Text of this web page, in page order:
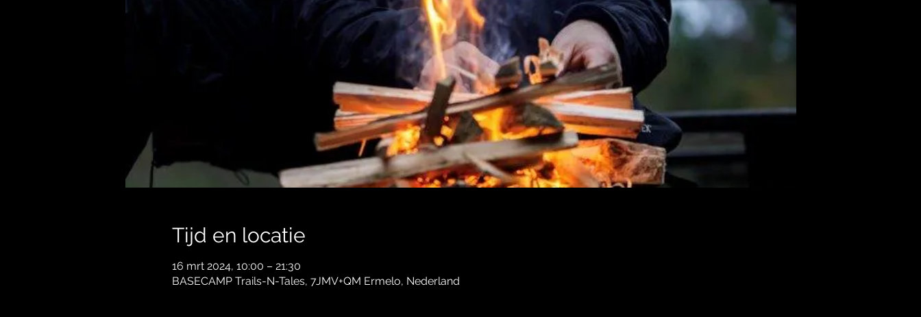
Tijd en locatie
16 mrt 2024, 10:00 – 21:30
BASECAMP Trails-N-Tales, 7JMV+QM Ermelo, Nederland